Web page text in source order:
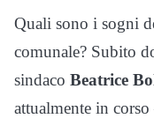
Quali sono i sogni
comunale? Subito
sindaco Beatrice
attualmente in